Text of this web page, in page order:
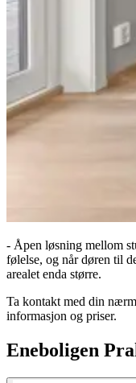
- Åpen løsning mellom
følelse, og når døren til
arealet enda større.
Ta kontakt med din
informasjon og priser.
Eneboligen